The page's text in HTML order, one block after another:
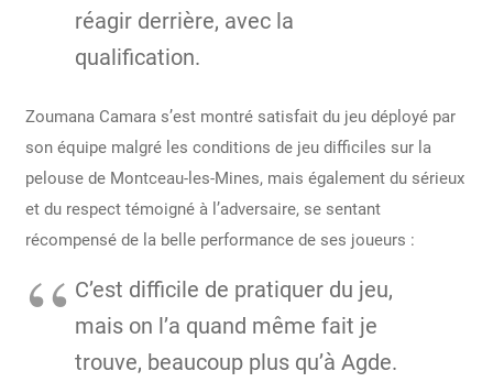
réagir derrière, avec la
qualification.
Zoumana Camara s’est montré satisfait du jeu déployé par
son équipe malgré les conditions de jeu difficiles sur la
pelouse de Montceau-les-Mines, mais également du sérieux
et du respect témoigné à l’adversaire, se sentant
récompensé de la belle performance de ses joueurs :
C’est difficile de pratiquer du jeu,
mais on l’a quand même fait je
trouve, beaucoup plus qu’à Agde.